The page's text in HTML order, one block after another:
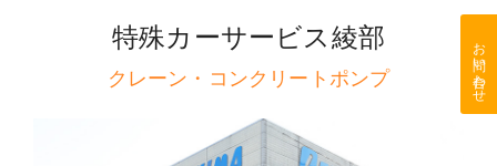
特殊カーサービス綾部
クレーン・コンクリートポンプ お問い合わせ